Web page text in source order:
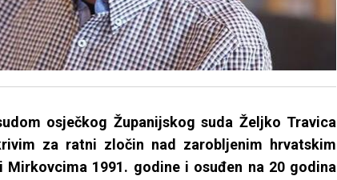
osječkog Županijskog suda Željko Travica
za ratni zločin nad zarobljenim hrvatskim
Mirkovcima 1991. godine i osuđen na 20 godina